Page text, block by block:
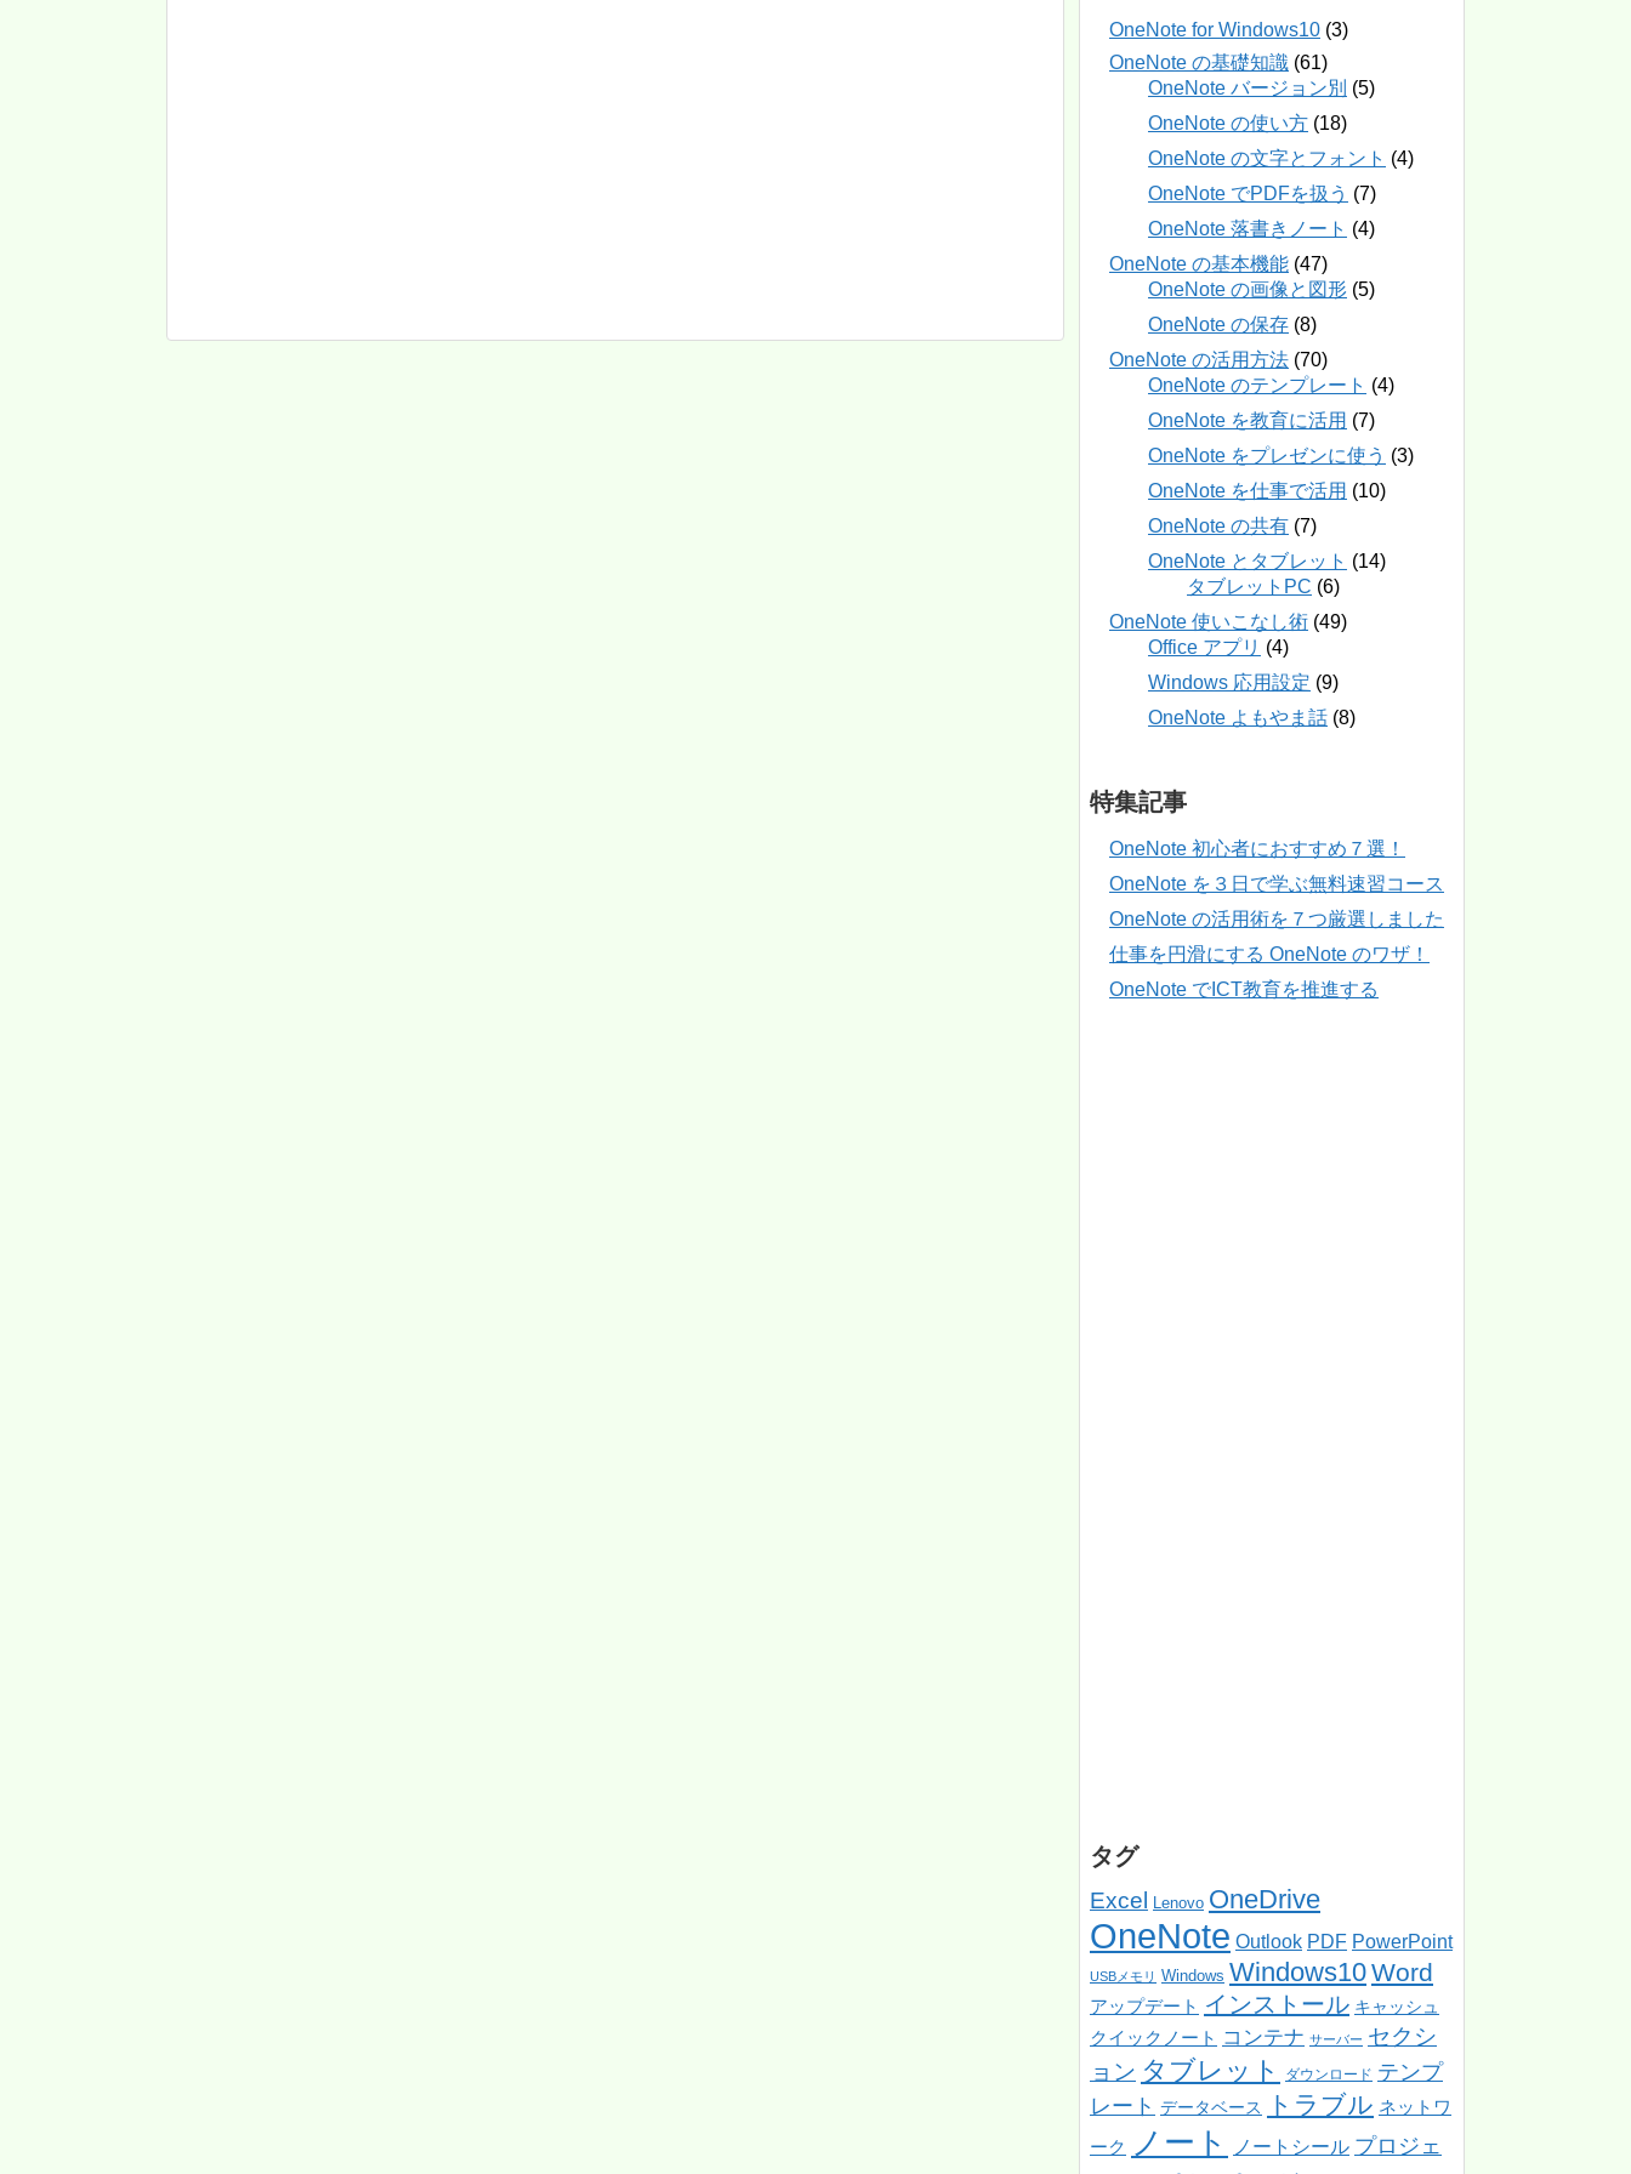
OneNote for Windows10 (3)
OneNote の基礎知識 (61)
OneNote バージョン別 (5)
OneNote の使い方 (18)
OneNote の文字とフォント (4)
OneNote でPDFを扱う (7)
OneNote 落書きノート (4)
OneNote の基本機能 (47)
OneNote の画像と図形 (5)
OneNote の保存 (8)
OneNote の活用方法 (70)
OneNote のテンプレート (4)
OneNote を教育に活用 (7)
OneNote をプレゼンに使う (3)
OneNote を仕事で活用 (10)
OneNote の共有 (7)
OneNote とタブレット (14)
タブレットPC (6)
OneNote 使いこなし術 (49)
Office アプリ (4)
Windows 応用設定 (9)
OneNote よもやま話 (8)
特集記事
OneNote 初心者におすすめ７選！
OneNote を３日で学ぶ無料速習コース
OneNote の活用術を７つ厳選しました
仕事を円滑にする OneNote のワザ！
OneNote でICT教育を推進する
タグ
Excel Lenovo OneDrive
OneNote Outlook PDF PowerPoint
USBメモリ Windows Windows10Word
アップデート インストール キャッシュ
クイックノート コンテナ サーバー セクシ
ョン タブレット ダウンロード テンプ
レート データベース トラブル ネットワ
ーク
ノート ノートシール プロジェ